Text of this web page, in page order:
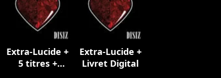
Extra-Lucide +
5 titres +
Extra-Lucide +
Livret Digital